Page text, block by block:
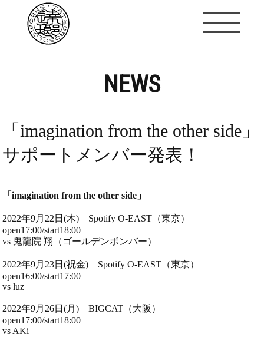
NEWS
「imagination from the other side」
サポートメンバー発表！
「imagination from the other side」
2022年9月22日(木) Spotify O-EAST（東京）
open17:00/start18:00
vs 鬼龍院 翔（ゴールデンボンバー）
2022年9月23日(祝金) Spotify O-EAST（東京）
open16:00/start17:00
vs luz
2022年9月26日(月) BIGCAT（大阪）
open17:00/start18:00
vs AKi